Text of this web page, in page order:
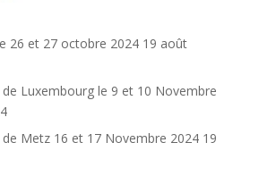
26 et 27 octobre 2024 19 août
Luxembourg le 9 et 10 Novembre
Metz 16 et 17 Novembre 2024 19